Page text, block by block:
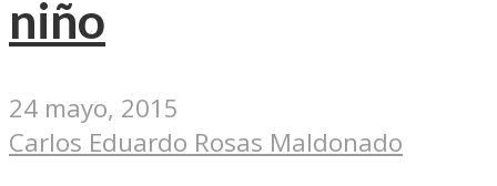
niño
24 mayo, 2015
Carlos Eduardo Rosas Maldonado